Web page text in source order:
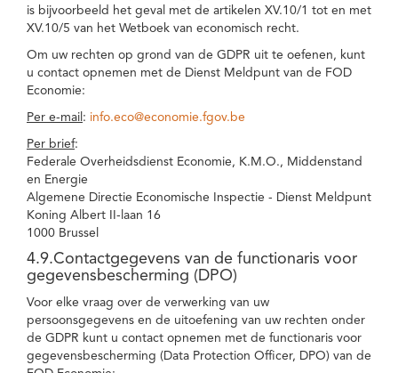
is bijvoorbeeld het geval met de artikelen XV.10/1 tot en met
XV.10/5 van het Wetboek van economisch recht.
Om uw rechten op grond van de GDPR uit te oefenen, kunt
u contact opnemen met de Dienst Meldpunt van de FOD
Economie:
Per e-mail : info.eco@economie.fgov.be
Per brief:
Federale Overheidsdienst Economie, K.M.O., Middenstand
en Energie
Algemene Directie Economische Inspectie - Dienst Meldpunt
Koning Albert II-laan 16
1000 Brussel
4.9.Contactgegevens van de functionaris voor
gegevensbescherming (DPO)
Voor elke vraag over de verwerking van uw
persoonsgegevens en de uitoefening van uw rechten onder
de GDPR kunt u contact opnemen met de functionaris voor
gegevensbescherming (Data Protection Officer, DPO) van de